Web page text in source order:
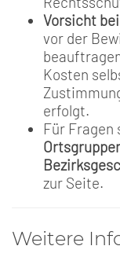
Vorsicht
vor der
Kosten
erfolgt.
Für Fragen
zur Seite.
Weitere